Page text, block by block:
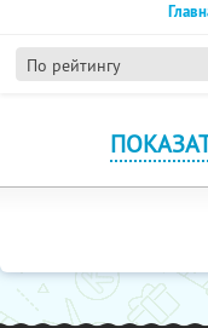
По рейтингу